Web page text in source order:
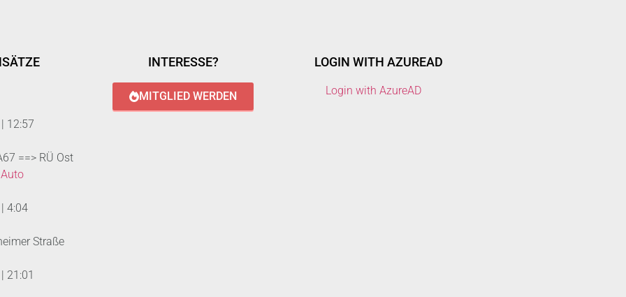
| 12:57
==> RÜ Ost
| 4:04
Straße
| 21:01
INTERESSE?
MITGLIED WERDEN
LOGIN WITH AZUREAD
Login with AzureAD